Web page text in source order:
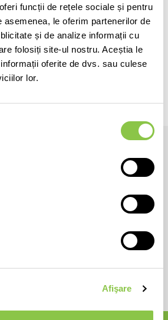
funcții de rețele sociale și pentru
asemenea, le oferim partenerilor de
și de analize informații cu
folosiți site-ul nostru. Aceștia le
oferite de dvs. sau culese
lor.
Afişare
servicii de mentenanță eoliană, operează
1,4 GW și dezvoltă noi proiecte,
în paralel cu extinderea rețelei sale de
de inițiative, compania contribuie
sectorului și la apropierea publicului de